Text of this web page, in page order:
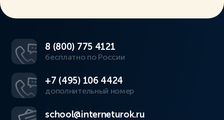
8 (800) 775 4121
бесплатно по России
+7 (495) 106 4424
дополнительный номер
school@interneturok.ru